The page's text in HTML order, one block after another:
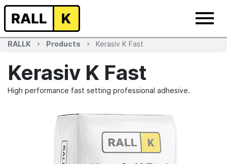
RALLK Products Kerasiv K Fast
Kerasiv K Fast
High performance fast setting professional adhesive.